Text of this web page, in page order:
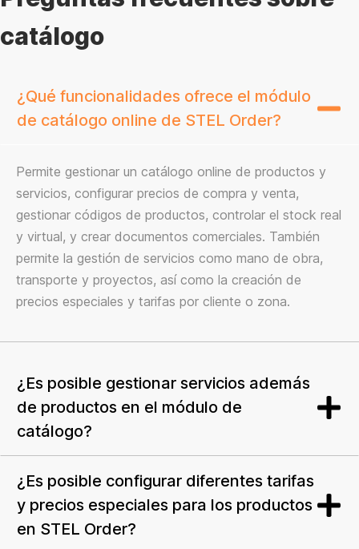
catálogo
¿Qué funcionalidades ofrece el módulo
de catálogo online de STEL Order?
Permite gestionar un catálogo online de productos y
servicios, configurar precios de compra y venta,
gestionar códigos de productos, controlar el stock real
y virtual, y crear documentos comerciales. También
permite la gestión de servicios como mano de obra,
transporte y proyectos, así como la creación de
precios especiales y tarifas por cliente o zona.
¿Es posible gestionar servicios además
de productos en el módulo de
catálogo?
¿Es posible configurar diferentes tarifas
y precios especiales para los productos
en STEL Order?